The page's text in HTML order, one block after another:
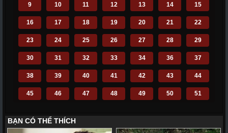
9 10 11 12 13 14 15
16 17 18 19 20 21 22
23 24 25 26 27 28 29
30 31 32 33 34 36 37
38 39 40 41 42 43 44
45 46 47 48 49 50 51
59 60 61 62 63 64 65